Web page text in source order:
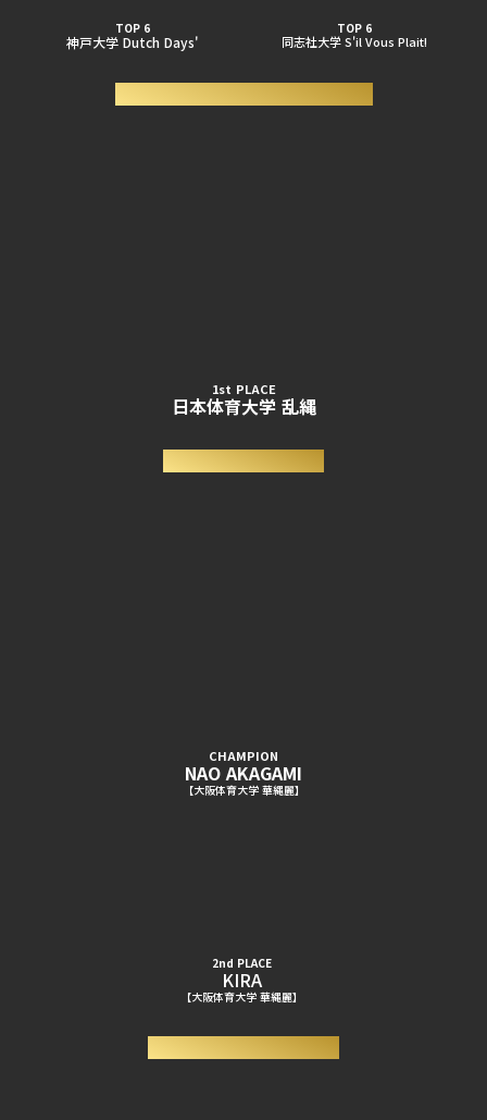
TOP 6
神戸大学 Dutch Days'
TOP 6
同志社大学 S'il Vous Plait!
1st PLACE
日本体育大学 乱縄
CHAMPION
NAO AKAGAMI
【大阪体育大学 華縄麗】
2nd PLACE
KIRA
【大阪体育大学 華縄麗】